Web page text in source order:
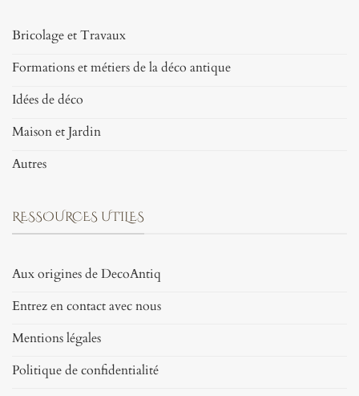
Bricolage et Travaux
Formations et métiers de la déco antique
Idées de déco
Maison et Jardin
Autres
RESSOURCES UTILES
Aux origines de DecoAntiq
Entrez en contact avec nous
Mentions légales
Politique de confidentialité